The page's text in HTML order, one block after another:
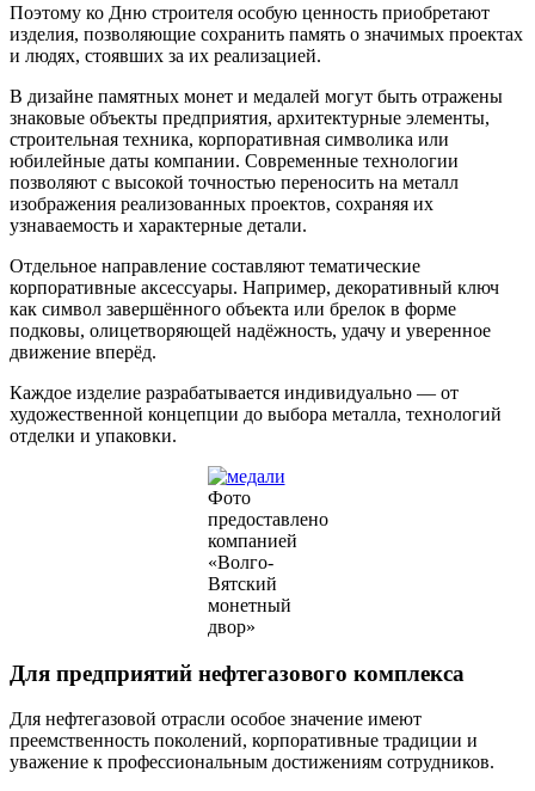
Поэтому ко Дню строителя особую ценность приобретают
изделия, позволяющие сохранить память о значимых проектах
и людях, стоявших за их реализацией.
В дизайне памятных монет и медалей могут быть отражены
знаковые объекты предприятия, архитектурные элементы,
строительная техника, корпоративная символика или
юбилейные даты компании. Современные технологии
позволяют с высокой точностью переносить на металл
изображения реализованных проектов, сохраняя их
узнаваемость и характерные детали.
Отдельное направление составляют тематические
корпоративные аксессуары. Например, декоративный ключ
как символ завершённого объекта или брелок в форме
подковы, олицетворяющей надёжность, удачу и уверенное
движение вперёд.
Каждое изделие разрабатывается индивидуально — от
художественной концепции до выбора металла, технологий
отделки и упаковки.
Фото
предоставлено
компанией
«Волго-
Вятский
монетный
двор»
Для предприятий нефтегазового комплекса
Для нефтегазовой отрасли особое значение имеют
преемственность поколений, корпоративные традиции и
уважение к профессиональным достижениям сотрудников.